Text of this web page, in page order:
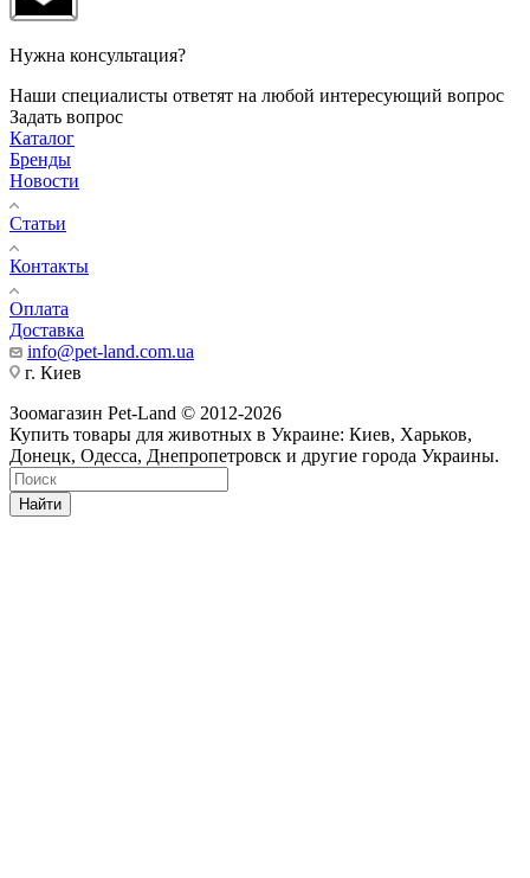
Нужна консультация?
Наши специалисты ответят на любой интересующий вопрос
Задать вопрос
Каталог
Бренды
Новости
Статьи
Контакты
Оплата
Доставка
info@pet-land.com.ua
г. Киев
Зоомагазин Pet-Land © 2012-2026
Купить товары для животных в Украине: Киев, Харьков,
Донецк, Одесса, Днепропетровск и другие города Украины.
Найти